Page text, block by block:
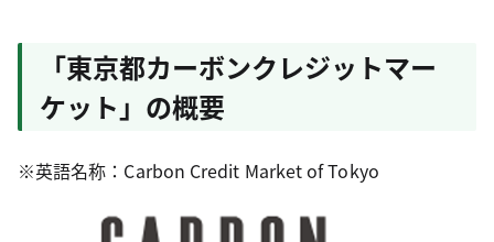
「東京都カーボンクレジットマー
ケット」の概要
※英語名称：Carbon Credit Market of Tokyo